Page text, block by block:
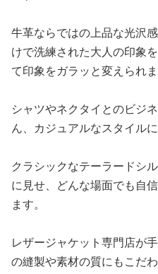
牛革ならではの上品な光沢
けで洗練された大人の印象
て印象をガラッと変えられま
シャツやネクタイとのビジ
ん、カジュアルなスタイル
クラシックなテーラードシ
に見せ、どんな場面でも自
ます。
レザージャケット専門店が
の縫製や素材の質にもこだ